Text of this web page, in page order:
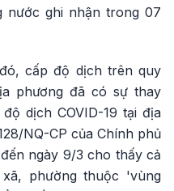
nước ghi nhận trong 07
cấp độ dịch trên quy
phương đã có sự thay
dịch COVID-19 tại địa
NQ-CP của Chính phủ
ngày 9/3 cho thấy cả
phường thuộc 'vùng